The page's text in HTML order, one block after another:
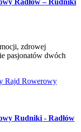
zdrowej
pasjonatów dwóch
Rajd Rowerowy
Rudniki - Radłów